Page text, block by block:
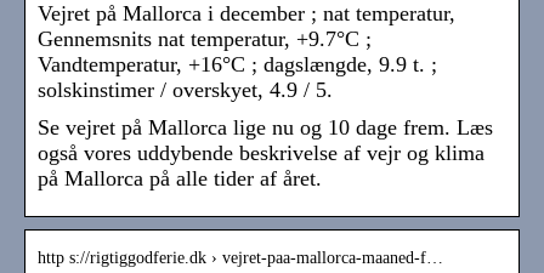
Vejret på Mallorca i december ; nat temperatur,
Gennemsnits nat temperatur, +9.7°C ;
Vandtemperatur, +16°C ; dagslængde, 9.9 t. ;
solskinstimer / overskyet, 4.9 / 5.
Se vejret på Mallorca lige nu og 10 dage frem. Læs
også vores uddybende beskrivelse af vejr og klima
på Mallorca på alle tider af året.
http s://rigtiggodferie.dk › vejret-paa-mallorca-maaned-f…